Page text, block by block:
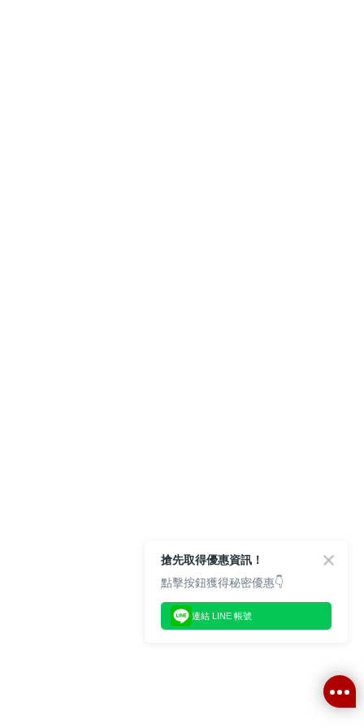
搶先取得優惠資訊！
點擊按鈕獲得秘密優惠👇
連結 LINE 帳號